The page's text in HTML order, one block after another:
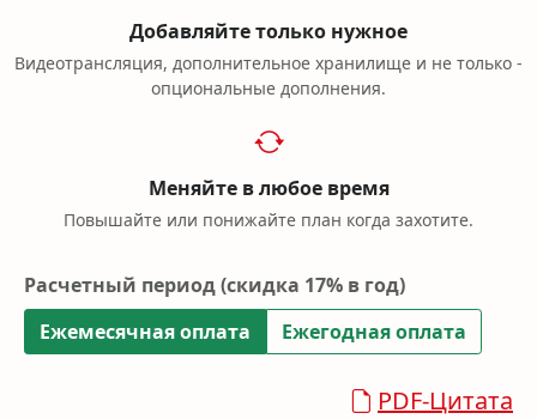
Добавляйте только нужное
Видеотрансляция, дополнительное хранилище и не только -
опциональные дополнения.
Меняйте в любое время
Повышайте или понижайте план когда захотите.
Расчетный период(скидка 17% в год)
Ежемесячная оплата
Ежегодная оплата
PDF-Цитата